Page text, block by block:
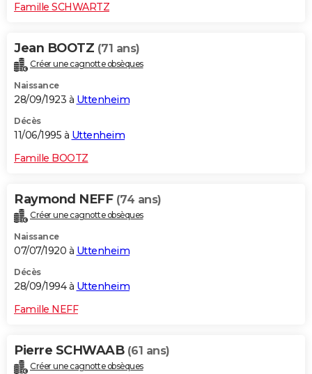
Famille SCHWARTZ
Jean BOOTZ (71 ans)
Créer une cagnotte obsèques
Naissance
28/09/1923 à Uttenheim
Décès
11/06/1995 à Uttenheim
Famille BOOTZ
Raymond NEFF (74 ans)
Créer une cagnotte obsèques
Naissance
07/07/1920 à Uttenheim
Décès
28/09/1994 à Uttenheim
Famille NEFF
Pierre SCHWAAB (61 ans)
Créer une cagnotte obsèques